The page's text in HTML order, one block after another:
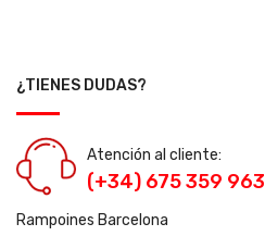
¿TIENES DUDAS?
Atención al cliente:
(+34) 675 359 963
Rampoines Barcelona